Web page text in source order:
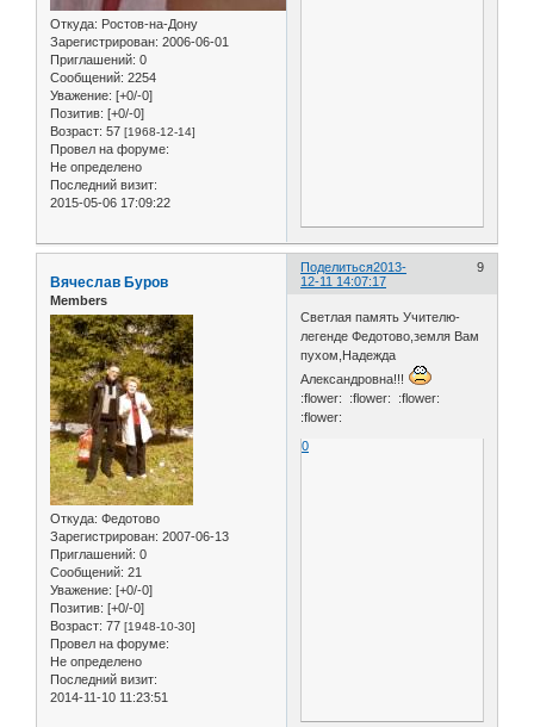
Откуда: Ростов-на-Дону
Зарегистрирован: 2006-06-01
Приглашений: 0
Сообщений: 2254
Уважение: [+0/-0]
Позитив: [+0/-0]
Возраст: 57 [1968-12-14]
Провел на форуме:
Не определено
Последний визит:
2015-05-06 17:09:22
Поделиться 9
2013-
12-11 14:07:17
Вячеслав Буров
Members
Откуда: Федотово
Зарегистрирован: 2007-06-13
Приглашений: 0
Сообщений: 21
Уважение: [+0/-0]
Позитив: [+0/-0]
Возраст: 77 [1948-10-30]
Провел на форуме:
Не определено
Последний визит:
2014-11-10 11:23:51
Светлая память Учителю-
легенде Федотово,земля Вам
пухом,Надежда
Александровна!!!
:flower: :flower: :flower:
:flower:
0